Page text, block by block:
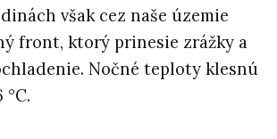
však cez naše územie
front, ktorý prinesie zrážky a
Nočné teploty klesnú